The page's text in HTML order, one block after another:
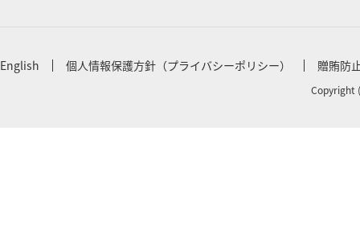
English 個人情報保護方針（プライバシーポリシー） 贈賄防
Copyright